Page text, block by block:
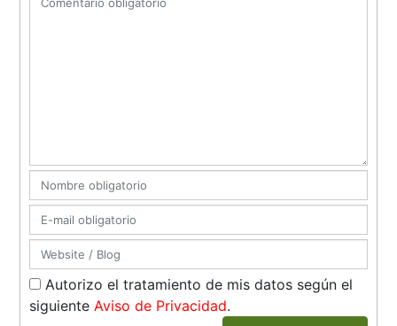
Autorizo el tratamiento de mis datos según el
siguienteAviso de Privacidad.